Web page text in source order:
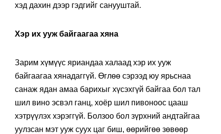
хэд дахин дээр гэдгийг санууштай.
Хэр их ууж байгаагаа хяна
Зарим хүмүүс яриандаа халаад хэр их ууж
байгаагаа хянадаггүй. Өглөө сэрээд юу ярьснаа
санаж ядан амаа барихыг хүсэхгүй байгаа бол тал
шил вино эсвэл ганц, хоёр шил пивоноос цааш
хэтрүүлэх хэрэггүй. Болзоо бол зүрхний андтайгаа
уулзсан мэт ууж суух цаг биш, өөрийгөө зөвөөр